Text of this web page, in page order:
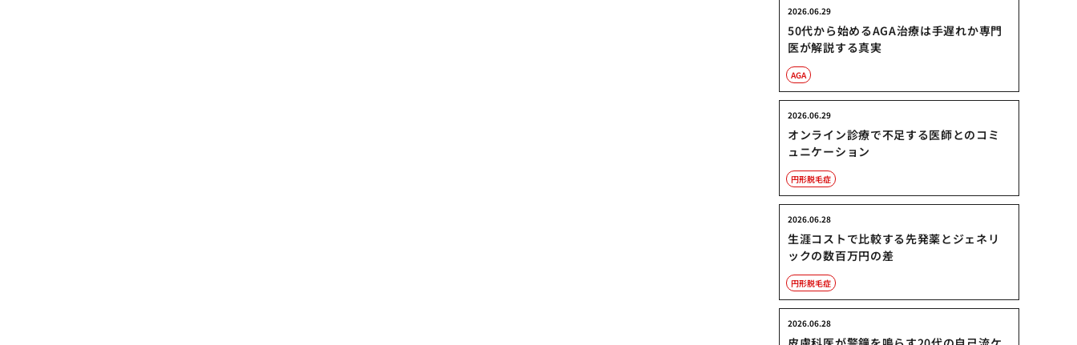
50代から始めるAGA治療は手遅れか専門
医が解説する真実
2026.06.29
AGA
オンライン診療で不足する医師とのコミ
ュニケーション
2026.06.29
円形脱毛症
生涯コストで比較する先発薬とジェネリ
ックの数百万円の差
2026.06.28
円形脱毛症
2026.06.28